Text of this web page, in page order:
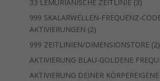
33 LEMURIANISCHE ZEITLINIE 33
999 SKALARWELLEN-FREQUENZ-
AKTIVIERUNGEN 22
Produkte
999 ZEITLINIEN/DIMENSIONSTORE 22
AKTIVIERUNG BLAU-GOLDENE
AKTIVIERUNG DEINER